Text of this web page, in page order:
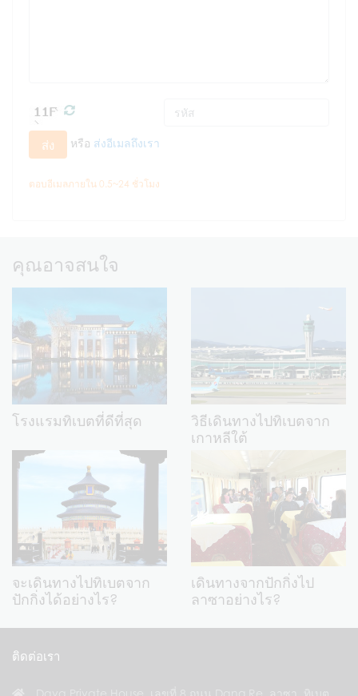
ส่ง หรือ ส่งอีเมลถึงเรา
ตอบอีเมลภายใน 0.5~24 ชั่วโมง
คุณอาจสนใจ
โรงแรมทิเบตที่ดีที่สุด
วิธีเดินทางไปทิเบตจาก
เกาหลีใต้
จะเดินทางไปทิเบตจาก
ปักกิ่งได้อย่างไร?
เดินทางจากปักกิ่งไป
ลาซาอย่างไร?
ติดต่อเรา